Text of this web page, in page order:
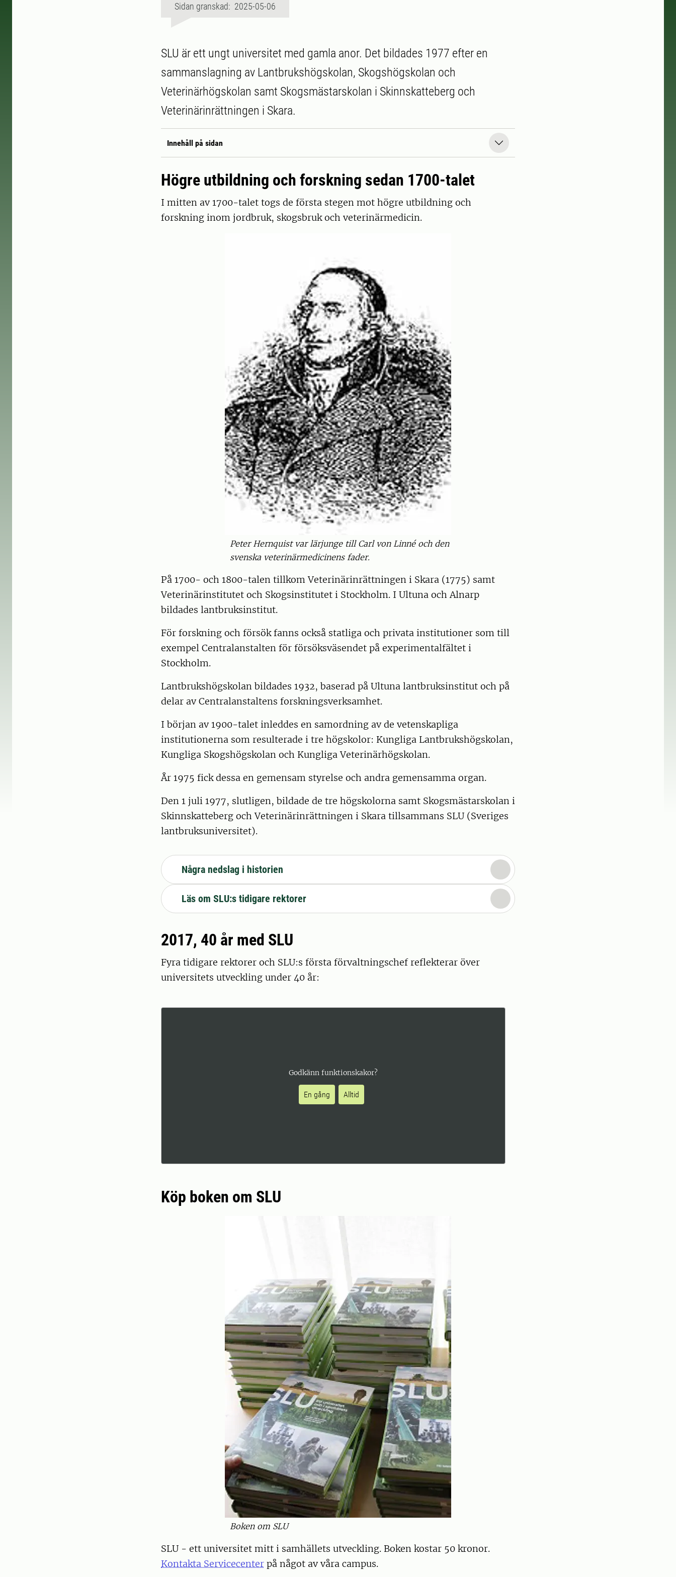
Sidan granskad: 2025-05-06
SLU är ett ungt universitet med gamla anor. Det bildades 1977 efter en
sammanslagning av Lantbrukshögskolan, Skogshögskolan och
Veterinärhögskolan samt Skogsmästarskolan i Skinnskatteberg och
Veterinärinrättningen i Skara.
Innehåll på sidan
Högre utbildning och forskning sedan 1700-talet
I mitten av 1700-talet togs de första stegen mot högre utbildning och
forskning inom jordbruk, skogsbruk och veterinärmedicin.
Peter Hernquist var lärjunge till Carl von Linné och den
svenska veterinärmedicinens fader.
På 1700- och 1800-talen tillkom Veterinärinrättningen i Skara (1775) samt
Veterinärinstitutet och Skogsinstitutet i Stockholm. I Ultuna och Alnarp
bildades lantbruksinstitut.
För forskning och försök fanns också statliga och privata institutioner som till
exempel Centralanstalten för försöksväsendet på experimentalfältet i
Stockholm.
Lantbrukshögskolan bildades 1932, baserad på Ultuna lantbruksinstitut och på
delar av Centralanstaltens forskningsverksamhet.
I början av 1900-talet inleddes en samordning av de vetenskapliga
institutionerna som resulterade i tre högskolor: Kungliga Lantbrukshögskolan,
Kungliga Skogshögskolan och Kungliga Veterinärhögskolan.
År 1975 fick dessa en gemensam styrelse och andra gemensamma organ.
Den 1 juli 1977, slutligen, bildade de tre högskolorna samt Skogsmästarskolan i
Skinnskatteberg och Veterinärinrättningen i Skara tillsammans SLU (Sveriges
lantbruksuniversitet).
Några nedslag i historien
Läs om SLU:s tidigare rektorer
2017, 40 år med SLU
Fyra tidigare rektorer och SLU:s första förvaltningschef reflekterar över
universitets utveckling under 40 år:
Godkänn funktionskakor?
En gång Alltid
Köp boken om SLU
Boken om SLU
SLU - ett universitet mitt i samhällets utveckling. Boken kostar 50 kronor.
Kontakta Servicecenter på något av våra campus.